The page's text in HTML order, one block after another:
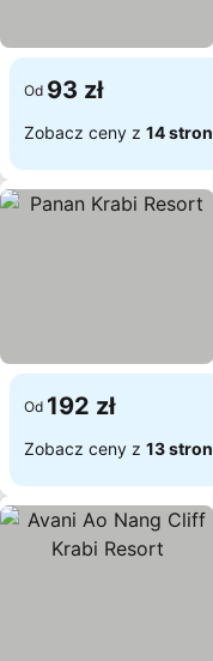
Od 93 zł
Zobacz ceny z 14 stron
Od 192 zł
Zobacz ceny z 13 stron